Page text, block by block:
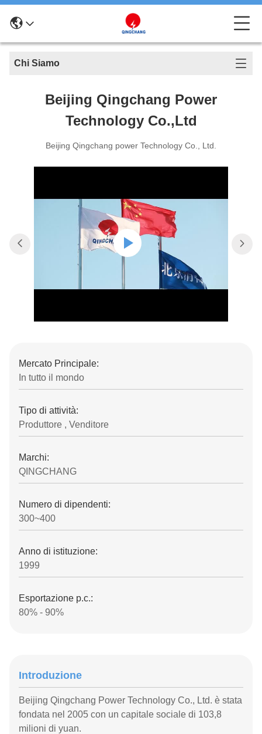
Chi Siamo
Beijing Qingchang Power
Technology Co.,Ltd
Beijing Qingchang power Technology Co., Ltd.
Mercato Principale:
In tutto il mondo
Tipo di attività:
Produttore , Venditore
Marchi:
QINGCHANG
Numero di dipendenti:
300~400
Anno di istituzione:
1999
Esportazione p.c.:
80% - 90%
Introduzione
Beijing Qingchang Power Technology Co., Ltd. è stata
fondata nel 2005 con un capitale sociale di 103,8
milioni di yuan.